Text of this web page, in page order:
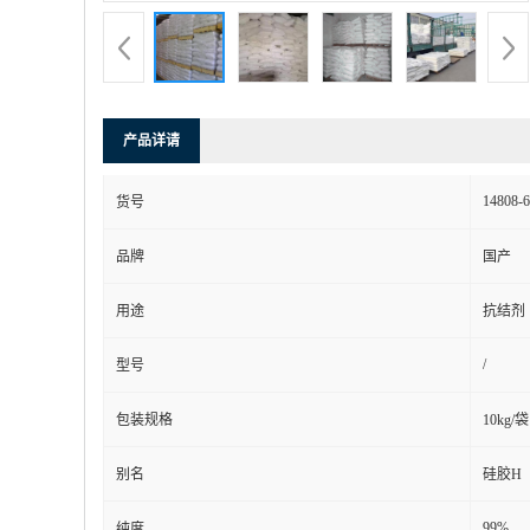
产品详请
货号 14808-
品牌 国产
用途 抗结剂
型号 /
包装规格 10kg/袋
别名 硅胶H